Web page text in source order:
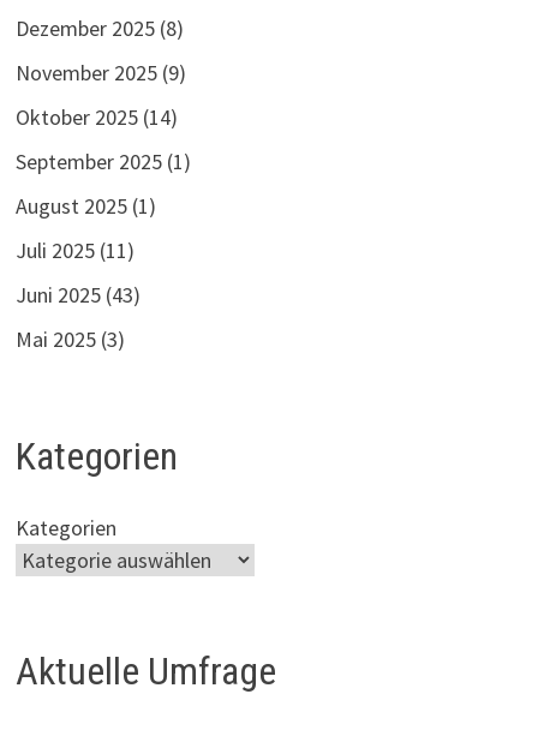
Dezember 2025 (8)
November 2025 (9)
Oktober 2025 (14)
September 2025 (1)
August 2025 (1)
Juli 2025 (11)
Juni 2025 (43)
Mai 2025 (3)
Kategorien
Kategorien
Aktuelle Umfrage